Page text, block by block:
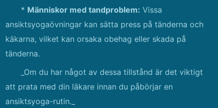
* Människor med tandproblem: Vissa
ansiktsyogaövningar kan sätta press på tänderna och
käkarna, vilket kan orsaka obehag eller skada på
tänderna.
_Om du har något av dessa tillstånd är det viktigt
att prata med din läkare innan du påbörjar en
ansiktsyoga-rutin._